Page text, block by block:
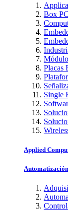
Box
Placas
Single
Applied